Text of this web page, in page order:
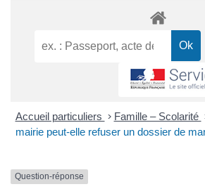
Accueil particuliers > Famille – Scolarité
mairie peut-elle refuser un dossier de
Question-réponse